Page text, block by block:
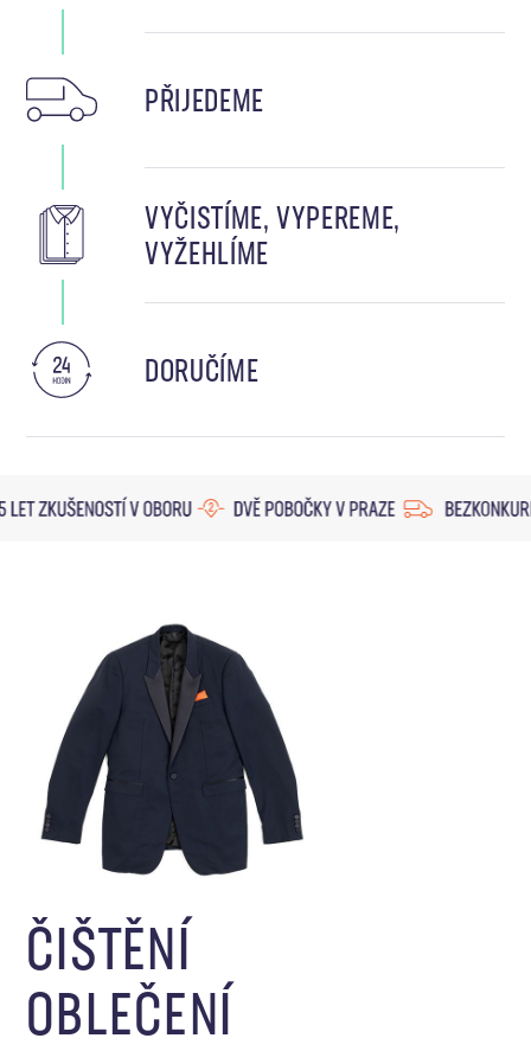
PŘIJEDEME
VYČISTÍME, VYPEREME,
VYŽEHLÍME
DORUČÍME
ČIŠTĚNÍ
OBLEČENÍ